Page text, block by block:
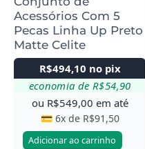
Acessórios Com 5
Pecas Linha Up Preto
Matte Celite
R$494,10 no pix
economia de R$54,90
ou R$549,00 em até
💳 6x de R$91,50
Adicionar ao carrinho